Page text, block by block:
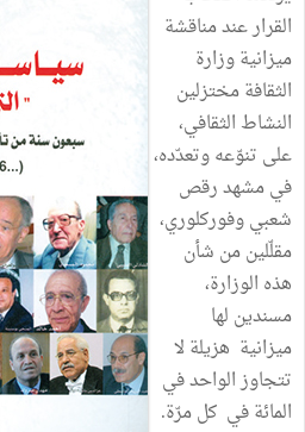
القرار عند مناقشة
ميزانية وزارة
الثقافة مختزلين
النشاط الثقافي،
على تنوّعه وتعدّده،
في مشهد رقص
شعبي وفوركلوري،
مقلّلين من شأن
هذه الوزارة،
مسندين لها
ميزانية هزيلة لا
تتجاوز الواحد في
المائة في كل مرّة.